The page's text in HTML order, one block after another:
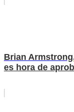
Brian
es hora de